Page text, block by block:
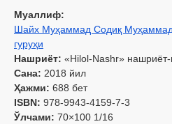
Муаллиф:
Шайх Муҳаммад Содиқ
гуруҳи
Нашриёт: «Hilol-Nashr»
Сана: 2018 йил
Ҳажми: 688 бет
ISBN: 978-9943-4159-7-3
Ўлчами: 70×100 1/16